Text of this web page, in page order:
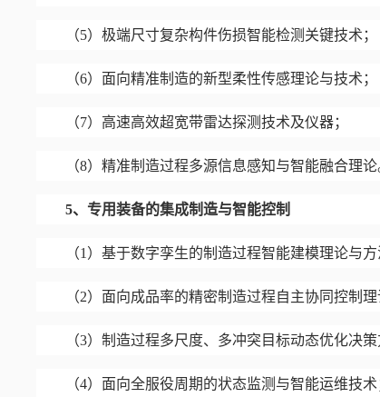
（5）极端尺寸复杂构件伤损智能检测关键技术；
（6）面向精准制造的新型柔性传感理论与技术；
（7）高速高效超宽带雷达探测技术及仪器；
（8）精准制造过程多源信息感知与智能融合理论
5、 专用装备的集成制造与智能控制
（1）基于数字孪生的制造过程智能建模理论与方
（2）面向成品率的精密制造过程自主协同控制理
（3）制造过程多尺度、多冲突目标动态优化决策
（4）面向全服役周期的状态监测与智能运维技术